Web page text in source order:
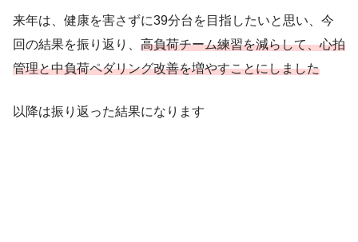
来年は、健康を害さずに39分台を目指したいと思い、今
回の結果を振り返り、 高負荷チーム練習を減らして、心拍
管理と中負荷ペダリング改善を増やすことにしました
以降は振り返った結果になります